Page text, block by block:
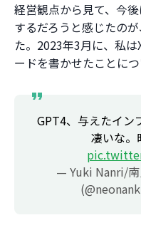
経営観点から見て、今
するだろうと感じたの
た。2023年3月に、私
ードを書かせたことに
GPT4、与えたイン
凄いな。
— Yuki Nanri/